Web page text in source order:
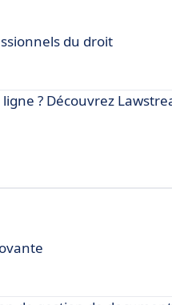
du droit
? Découvrez